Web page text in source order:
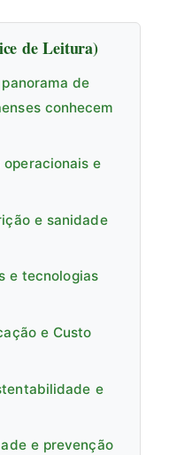
de Leitura)
de
conhecem
e
e sanidade
e tecnologias
e Custo
e
e prevenção